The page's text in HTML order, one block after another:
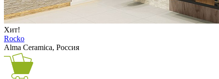
Хит!
Rocko
Alma Ceramica, Россия